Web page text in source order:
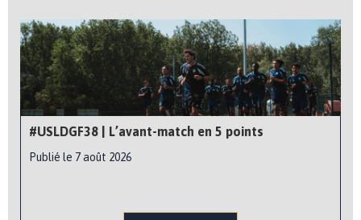
#USLDGF38 | L’avant-match en 5 points
Publié le 7 août 2026